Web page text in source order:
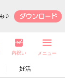
妊活
内祝い メニュー